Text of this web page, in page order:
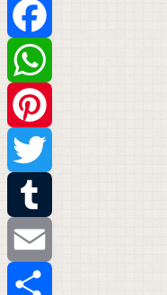
Facebook
WhatsApp
Pinterest
Twitter
Tumblr
Email